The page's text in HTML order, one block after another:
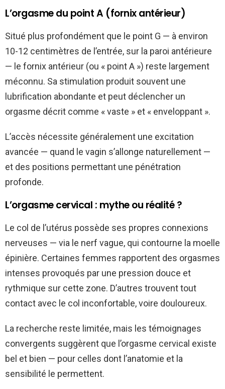
L’orgasme du point A (fornix antérieur)
Situé plus profondément que le point G — à environ
10-12 centimètres de l’entrée, sur la paroi antérieure
— le fornix antérieur (ou « point A ») reste largement
méconnu. Sa stimulation produit souvent une
lubrification abondante et peut déclencher un
orgasme décrit comme « vaste » et « enveloppant ».
L’accès nécessite généralement une excitation
avancée — quand le vagin s’allonge naturellement —
et des positions permettant une pénétration
profonde.
L’orgasme cervical : mythe ou réalité ?
Le col de l’utérus possède ses propres connexions
nerveuses — via le nerf vague, qui contourne la moelle
épinière. Certaines femmes rapportent des orgasmes
intenses provoqués par une pression douce et
rythmique sur cette zone. D’autres trouvent tout
contact avec le col inconfortable, voire douloureux.
La recherche reste limitée, mais les témoignages
convergents suggèrent que l’orgasme cervical existe
bel et bien — pour celles dont l’anatomie et la
sensibilité le permettent.